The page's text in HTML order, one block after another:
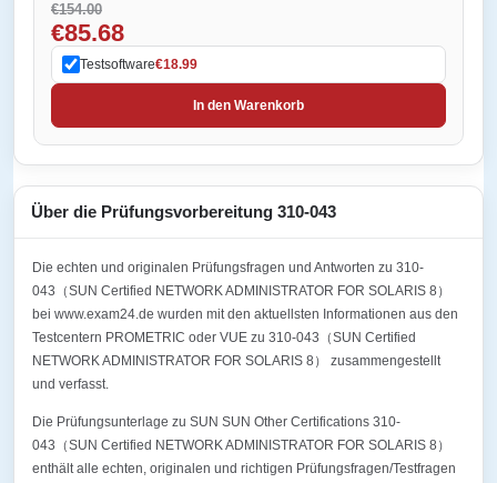
€154.00
€85.68
Testsoftware€18.99
In den Warenkorb
Über die Prüfungsvorbereitung 310-043
Die echten und originalen Prüfungsfragen und Antworten zu 310-
043（SUN Certified NETWORK ADMINISTRATOR FOR SOLARIS 8）
bei www.exam24.de wurden mit den aktuellsten Informationen aus den
Testcentern PROMETRIC oder VUE zu 310-043（SUN Certified
NETWORK ADMINISTRATOR FOR SOLARIS 8） zusammengestellt
und verfasst.
Die Prüfungsunterlage zu SUN SUN Other Certifications 310-
043（SUN Certified NETWORK ADMINISTRATOR FOR SOLARIS 8）
enthält alle echten, originalen und richtigen Prüfungsfragen/Testfragen